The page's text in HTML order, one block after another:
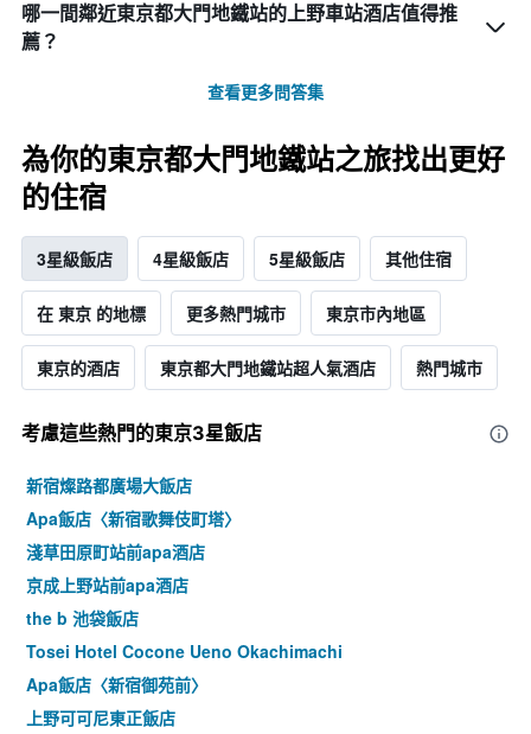
哪一間鄰近東京都大門地鐵站的上野車站酒店值得推
薦？
查看更多問答集
為你的東京都大門地鐵站之旅找出更好
的住宿
3星級飯店 4星級飯店 5星級飯店 其他住宿
在 東京 的地標 更多熱門城市 東京市內地區
東京的酒店 東京都大門地鐵站超人氣酒店 熱門城市
考慮這些熱門的東京3星​飯店
新宿燦路都廣場大飯店
Apa飯店〈新宿歌舞伎町塔〉
淺草田原町站前apa酒店
京成上野站前apa酒店
the b 池袋飯店
Tosei Hotel Cocone Ueno Okachimachi
Apa飯店〈新宿御苑前〉
上野可可尼東正飯店